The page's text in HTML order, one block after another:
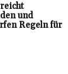
und
Regeln für